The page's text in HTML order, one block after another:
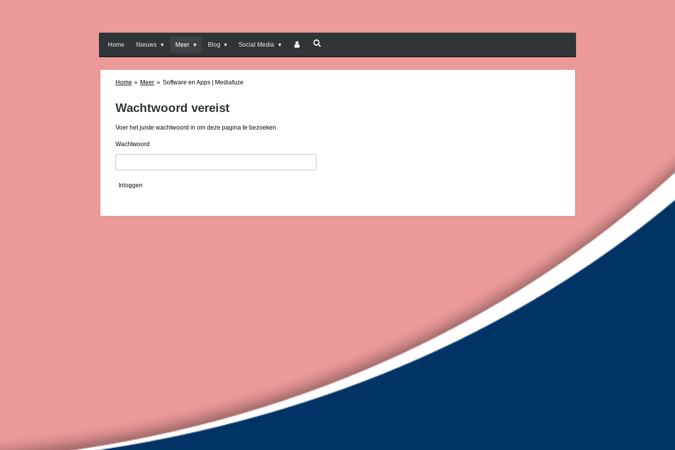
Home Nieuws Meer Blog Social Media
Home » Meer » Software en Apps | Mediafuze
Wachtwoord vereist
Voer het juiste wachtwoord in om deze pagina te bezoeken.
Wachtwoord
Inloggen